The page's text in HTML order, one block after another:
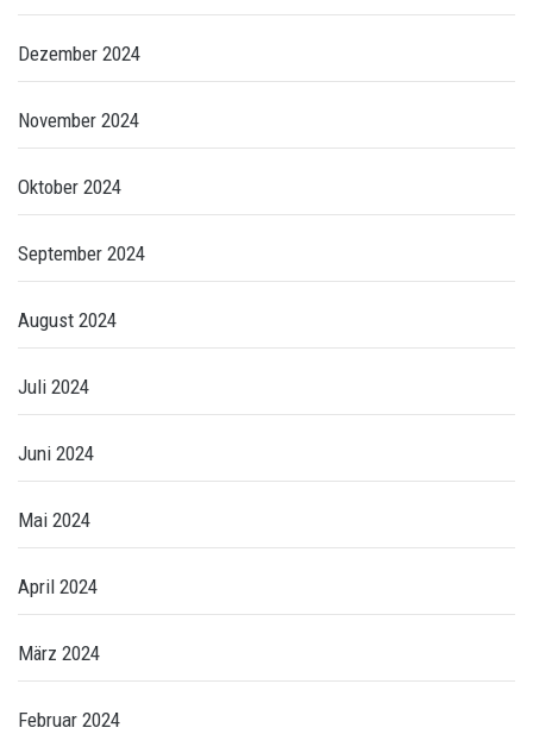
Dezember 2024
November 2024
Oktober 2024
September 2024
August 2024
Juli 2024
Juni 2024
Mai 2024
April 2024
März 2024
Februar 2024